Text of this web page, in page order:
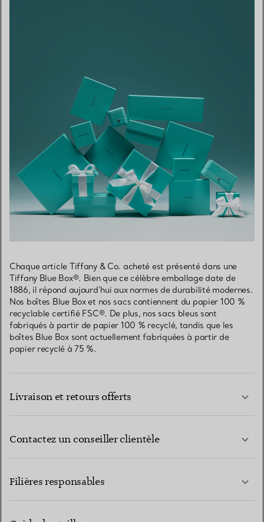
Chaque article Tiffany & Co. acheté est présenté dans une
Tiffany Blue Box®. Bien que ce célèbre emballage date de
1886, il répond aujourd’hui aux normes de durabilité modernes.
Nos boîtes Blue Box et nos sacs contiennent du papier 100 %
recyclable certifié FSC®. De plus, nos sacs bleus sont
fabriqués à partir de papier 100 % recyclé, tandis que les
boîtes Blue Box sont actuellement fabriquées à partir de
papier recyclé à 75 %.
Livraison et retours offerts
Contactez un conseiller clientèle
Filières responsables